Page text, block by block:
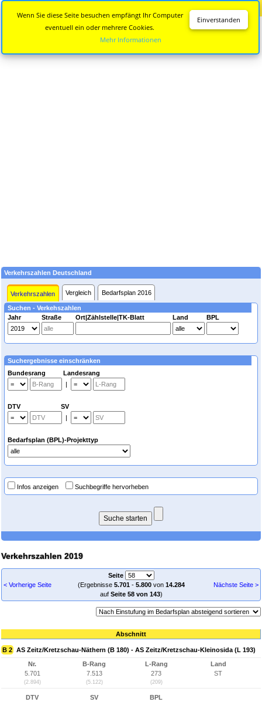
Verkehrszahlen Deutschland
Verkehrszahlen Vergleich Bedarfsplan 2016
Suchen - Verkehszahlen
Jahr
Straße Ort|Zählstelle|TK-Blatt Land BPL
Suchergebnisse einschränken
Bundesrang Landesrang
|
DTV SV
|
Bedarfsplan (BPL)-Projekttyp
Infos anzeigen Suchbegriffe hervorheben
Verkehrszahlen 2019
< Vorherige Seite
Seite
(Ergebnisse 5.701- 5.800von 14.284
auf Seite 58 von 143)
Nächste Seite >
Abschnitt
B 2 AS Zeitz/Kretzschau-Näthern (B 180) - AS Zeitz/Kretzschau-Kleinosida (L 193)
Nr.
5.701
(2.894)
B-Rang
7.513
(5.122)
L-Rang
273
(209)
Land
ST
DTV
SV
BPL
Einverstanden
Wenn Sie diese Seite besuchen empfängt Ihr Computer
eventuell ein oder mehrere Cookies.
Mehr Informationen